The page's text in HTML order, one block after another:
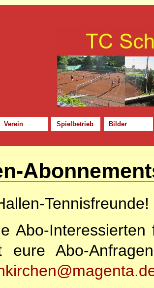
Verein Spielbetrieb
Bilder
Tennisfreunde!
Abo-
eure Abo-